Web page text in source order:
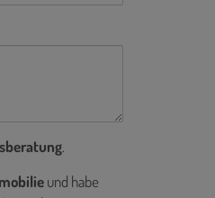
.
und habe